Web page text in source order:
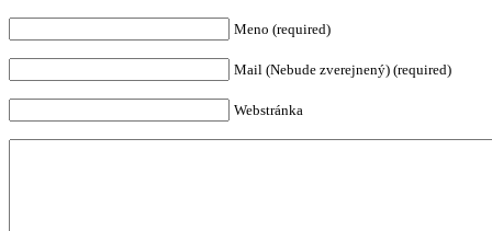
Meno (required)
Mail (Nebude zverejnený) (required)
Webstránka